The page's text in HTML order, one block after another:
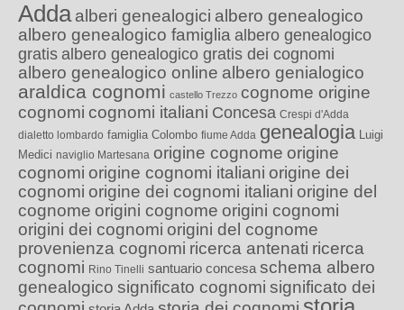
Adda alberi genealogici albero genealogico
albero genealogico famiglia albero genealogico
gratis albero genealogico gratis dei cognomi
albero genealogico online albero genialogico
araldica cognomi castello Trezzo cognome origine
cognomi cognomi italiani Concesa Crespi d'Adda
dialetto lombardo famiglia Colombo fiume Adda genealogia Luigi
Medici naviglio Martesana origine cognome origine
cognomi origine cognomi italiani origine dei
cognomi origine dei cognomi italiani origine del
cognome origini cognome origini cognomi
origini dei cognomi origini del cognome
provenienza cognomi ricerca antenati ricerca
cognomi Rino Tinelli santuario concesa schema albero
genealogico significato cognomi significato dei